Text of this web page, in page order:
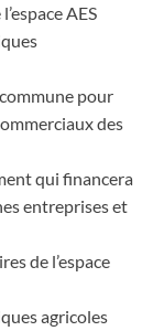
AES
pour
des
qui financera
entreprises et
de l’espace
agricoles